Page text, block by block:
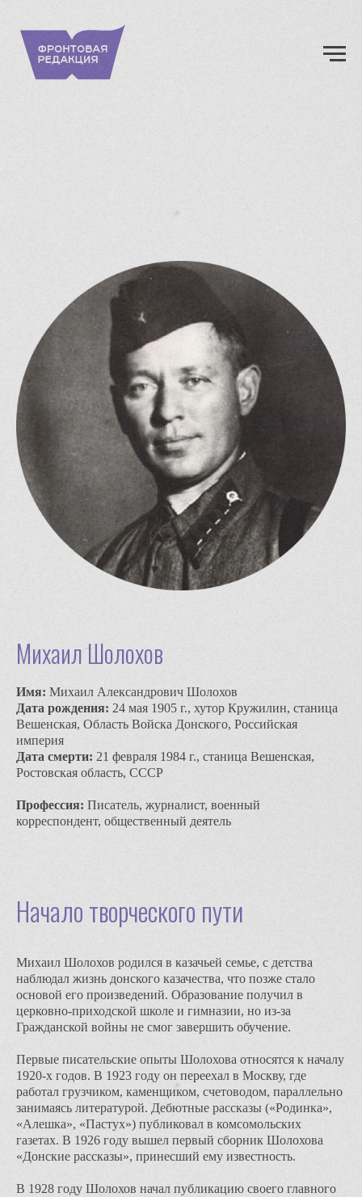
Михаил Шолохов
Имя: Михаил Александрович Шолохов
Дата рождения: 24 мая 1905 г., хутор Кружилин, станица
Вешенская, Область Войска Донского, Российская
империя
Дата смерти: 21 февраля 1984 г., станица Вешенская,
Ростовская область, СССР
Профессия: Писатель, журналист, военный
корреспондент, общественный деятель
Начало творческого пути
Михаил Шолохов родился в казачьей семье, с детства
наблюдал жизнь донского казачества, что позже стало
основой его произведений. Образование получил в
церковно-приходской школе и гимназии, но из-за
Гражданской войны не смог завершить обучение.
Первые писательские опыты Шолохова относятся к началу
1920-х годов. В 1923 году он переехал в Москву, где
работал грузчиком, каменщиком, счетоводом, параллельно
занимаясь литературой. Дебютные рассказы («Родинка»,
«Алешка», «Пастух») публиковал в комсомольских
газетах. В 1926 году вышел первый сборник Шолохова
«Донские рассказы», принесший ему известность.
В 1928 году Шолохов начал публикацию своего главного